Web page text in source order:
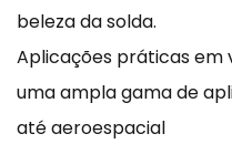
beleza da solda.
Aplicações práticas em
uma ampla gama de
até aeroespacial